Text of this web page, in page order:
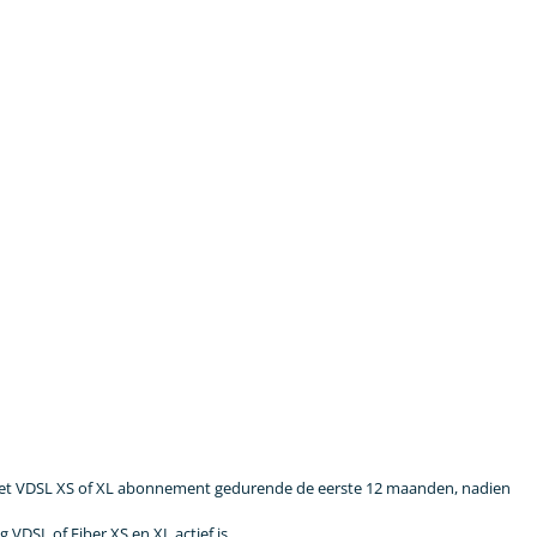
XS of XL abonnement gedurende de eerste 12 maanden, nadien